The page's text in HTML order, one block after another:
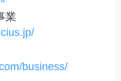
業
business/